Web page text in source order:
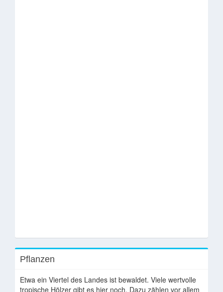
Pflanzen
Etwa ein Viertel des Landes ist bewaldet. Viele wertvolle
tropische Hölzer gibt es hier noch. Dazu zählen vor allem